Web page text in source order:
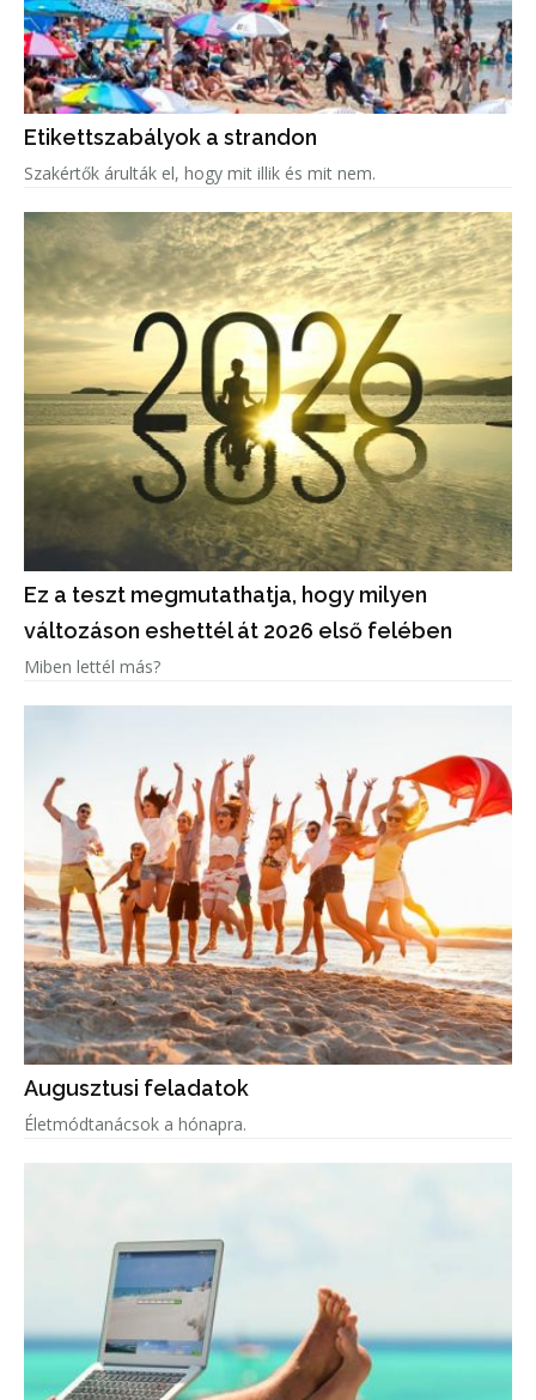
Etikettszabályok a strandon
Szakértők árulták el, hogy mit illik és mit nem.
Ez a teszt megmutathatja, hogy milyen
változáson eshettél át 2026 első felében
Miben lettél más?
Augusztusi feladatok
Életmódtanácsok a hónapra.